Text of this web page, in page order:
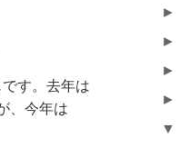
す。去年は
、今年は
►
►
►
►
▼